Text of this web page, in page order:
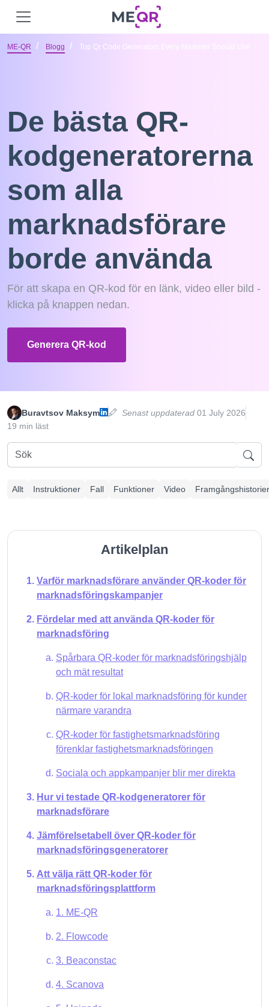
ME-QR Blogg Top Qr Code Generators Every Marketer Should Use
De bästa QR-
kodgeneratorerna
som alla
marknadsförare
borde använda
För att skapa en QR-kod för en länk, video eller bild -
klicka på knappen nedan.
Generera QR-kod
Buravtsov Maksym Senast uppdaterad 01 July 2026
19 min läst
Allt Instruktioner Fall Funktioner Video Framgångshistorier
Artikelplan
Varför marknadsförare använder QR-koder för
marknadsföringskampanjer
Fördelar med att använda QR-koder för
marknadsföring
Spårbara QR-koder för marknadsföringshjälp
och mät resultat
QR-koder för lokal marknadsföring för kunder
närmare varandra
QR-koder för fastighetsmarknadsföring
förenklar fastighetsmarknadsföringen
Sociala och appkampanjer blir mer direkta
Hur vi testade QR-kodgeneratorer för
marknadsförare
Jämförelsetabell över QR-koder för
marknadsföringsgeneratorer
Att välja rätt QR-koder för
marknadsföringsplattform
1. ME-QR
2. Flowcode
3. Beaconstac
4. Scanova